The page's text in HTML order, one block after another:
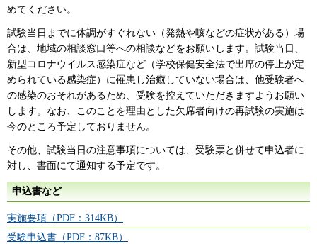
めてください。
試験当日までに体調がすぐれない（発熱や咳などの症状がある）場
合は、地域の相談窓口等への相談などをお願いします。試験当日、
新型コロナウイルス感染症など（学校保健安全法で出席の停止が定
められている感染症）に罹患し治癒していない場合は、他受験者へ
の感染のおそれがあるため、受験を控えていただきますようお願い
します。なお、このことを理由とした欠席者向けの再試験の実施は
今のところ予定しておりません。
その他、試験当日の注意事項については、受験票と併せて申込者に
対し、書面にて通知する予定です。
申込書など
実施要項（PDF：314KB）
受験申込書（PDF：87KB）